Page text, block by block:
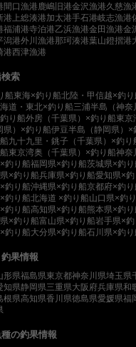
間口漁港 鹿嶋旧港金沢漁港久慈漁
港 上総湊港加太港手石港岐志漁港
福浦港寺泊港乙浜漁港金田漁港金
潟港外川漁港那珂湊港葉山鐙摺港
港西津漁港
索
船東海×釣り船北陸・甲信越×釣り
道・東北×釣り船三浦半島（神奈
り船外房（千葉県）×釣り船東京
県）×釣り船伊豆半島（静岡県）×
九十九里・銚子（千葉県）×釣り
東京湾奥（千葉県）×釣り船神奈
釣り船福岡県×釣り船茨城県×釣り
×釣り船兵庫県×釣り船愛知県×釣
釣り船沖縄県×釣り船京都府×釣り
釣り船北海道 ×釣り船山口県×釣
釣り船高知県×釣り船熊本県×釣り
×釣り船富山県×釣り船岩手県×釣
釣り船大分県×釣り船石川県×釣り
果情報
形県福島県東京都神奈川県埼玉県
知県静岡県三重県大阪府兵庫県和
根県高知県香川県徳島県愛媛県福
の釣果情報